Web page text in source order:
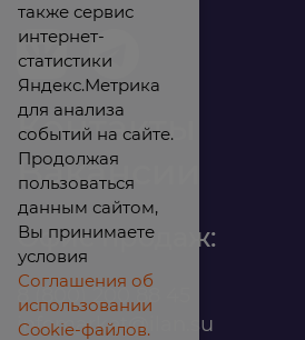
Контакты
Вакансии
Офис продаж:
infomarket@ilan.su
также сервис
интернет-
статистики
Яндекс.Метрика
для анализа
событий на сайте.
Продолжая
пользоваться
данным сайтом,
Вы принимаете
условия
Соглашения об
использовании
Cookie-файлов.